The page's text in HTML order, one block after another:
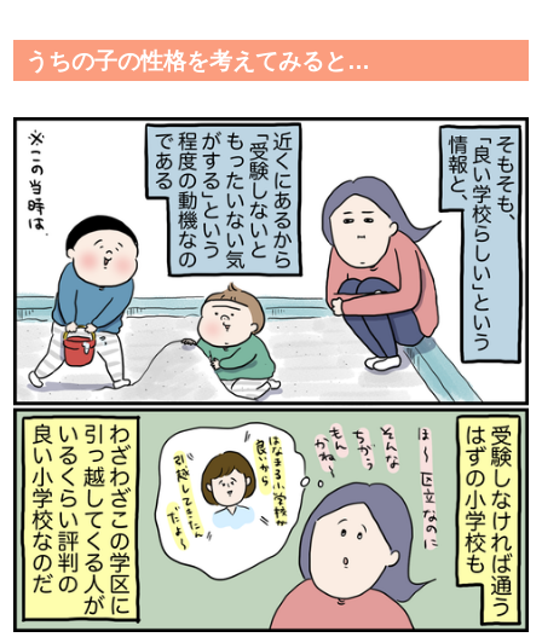
うちの子の性格を考えてみると…